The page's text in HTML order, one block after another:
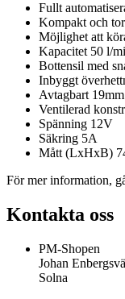
Fullt
Kompakt och
Möjlighet att
Kapacitet 50 l/
Bottensil med
Inbyggt
Avtagbart
Ventilerad
Spänning 12V
Säkring 5A
Mått (LxHxB)
För mer information,
Kontakta oss
PM-Shopen
Johan
Solna